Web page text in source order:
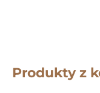
Produkty z